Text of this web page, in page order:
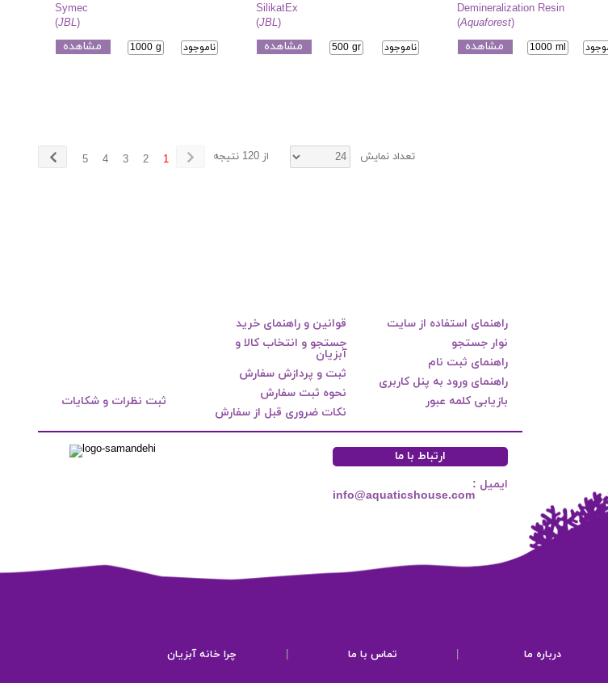
Demineralization Resin
(Aquaforest)
1000 ml مشاهده
SilikatEx
(JBL)
ناموجود 500 gr مشاهده
Symec
(JBL)
ناموجود 1000 g مشاهده
تعداد نمایش از 120 نتیجه 1
2
3
4
5
راهنمای استفاده از سایت
نوار جستجو
راهنمای ثبت نام
راهنمای ورود به پنل کاربری
بازیابی کلمه عبور
قوانین و راهنمای خرید
جستجو و انتخاب کالا و
آبزیان
ثبت و پردازش سفارش
نحوه ثبت سفارش
نکات ضروری قبل از سفارش
ثبت نظرات و شکایات
ارتباط با ما
ایمیل :
info@aquaticshouse.com
درباره ما تماس با ما چرا خانه آبزیان